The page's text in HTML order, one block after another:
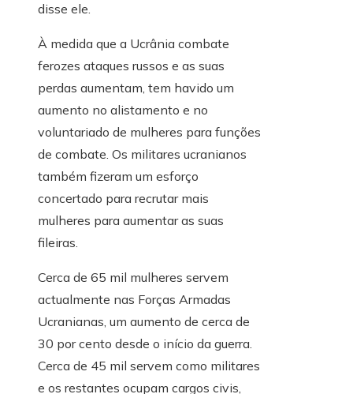
disse ele.
À medida que a Ucrânia combate
ferozes ataques russos e as suas
perdas aumentam, tem havido um
aumento no alistamento e no
voluntariado de mulheres para funções
de combate. Os militares ucranianos
também fizeram um esforço
concertado para recrutar mais
mulheres para aumentar as suas
fileiras.
Cerca de 65 mil mulheres servem
actualmente nas Forças Armadas
Ucranianas, um aumento de cerca de
30 por cento desde o início da guerra.
Cerca de 45 mil servem como militares
e os restantes ocupam cargos civis,